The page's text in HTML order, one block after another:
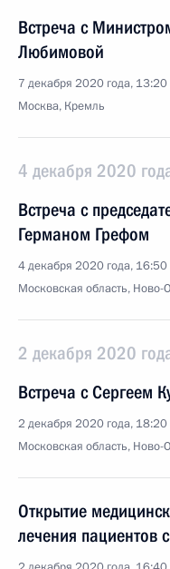
Встреча с
Любимовой
7 декабря 2020 года, 13:20
Москва, Кремль
4 декабря 2020
Встреча с
Германом Грефом
4 декабря 2020 года, 16:50
Московская область, Ново-
2 декабря 2020
Встреча с Сергеем
2 декабря 2020 года, 18:20
Московская область, Ново-
Открытие
лечения пациентов